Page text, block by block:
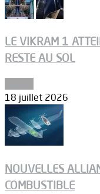
LE VIKRAM 1
RESTE AU SOL
18 juillet 2026
NOUVELLES
COMBUSTIBLE